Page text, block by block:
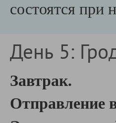
состоятся при
День 5:
Завтрак.
Отправление